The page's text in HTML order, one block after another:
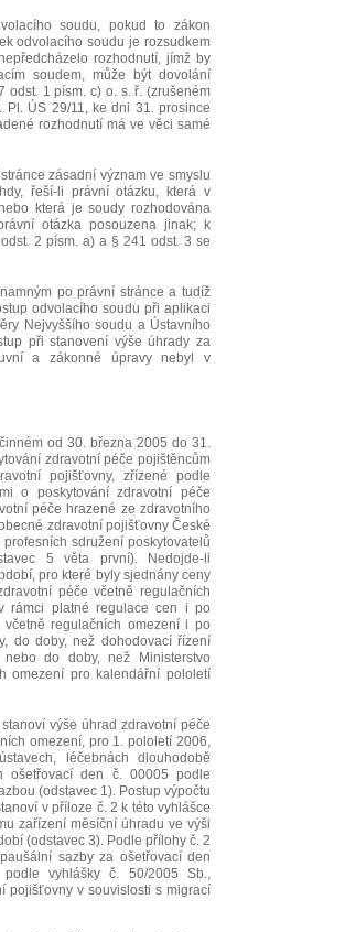
soudu, pokud to zákon
odvolacího soudu je rozsudkem
rozhodnutí, jímž by
soudem, může být dovolání
1 písm. c) o. s. ř. (zrušeném
ÚS 29/11, ke dni 31. prosince
rozhodnutí má ve věci samé
zásadní význam ve smyslu
řeší-li právní otázku, která v
která je soudy rozhodována
otázka posouzena jinak; k
2 písm. a) a § 241 odst. 3 se
po právní stránce a tudíž
odvolacího soudu při aplikaci
Nejvyššího soudu a Ústavního
při stanovení výše úhrady za
a zákonné úpravy nebyl v
od 30. března 2005 do 31.
zdravotní péče pojištěncům
pojišťovny, zřízené podle
o poskytování zdravotní péče
péče hrazené ze zdravotního
zdravotní pojišťovny České
sdružení poskytovatelů
5 věta první). Nedojde-li
pro které byly sjednány ceny
péče včetně regulačních
rámci platné regulace cen i po
regulačních omezení i po
do doby, než dohodovací řízení
do doby, než Ministerstvo
omezení pro kalendářní pololetí
výše úhrad zdravotní péče
omezení, pro 1. pololetí 2006,
léčebnách dlouhodobě
ošetřovací den č. 00005 podle
(odstavec 1). Postup výpočtu
v příloze č. 2 k této vyhlášce
zařízení měsíční úhradu ve výši
(odstavec 3). Podle přílohy č. 2
sazby za ošetřovací den
vyhlášky č. 50/2005 Sb.,
pojišťovny v souvislosti s migrací